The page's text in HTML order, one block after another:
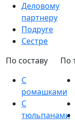
Деловому
партнеру
Подруге
Сестре
По составу
С
ромашками
С
тюльпанами
По